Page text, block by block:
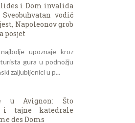
i Dom invalida
vodič
Napoleonov grob
posjet
upoznaje kroz
gura u podnožju
zaljubljenici u p...
u Avignon: Što
i tajne katedrale
des Doms